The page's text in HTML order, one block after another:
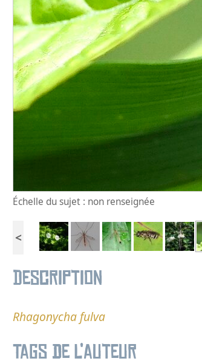
Échelle du sujet : non renseignée
<
Description
Rhagonycha fulva
Tags de l’auteur